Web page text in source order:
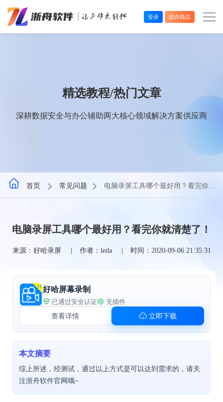
登录 软件商店
精选教程/热门文章
深耕数据安全与办公辅助两大核心领域解决方案供应商
首页 常见问题 电脑录屏工具哪个最好用？看完你就
电脑录屏工具哪个最好用？看完你就清楚了！
来源：好哈录屏 作者：leda 时间：2020-09-06 21:35:31
好哈屏幕录制
已通过安全认证
无插件
查看详情
立即下载
本文摘要
综上所述，经测试，通过以上方式是可以达到需求的，请关
注浙舟软件官网哦~